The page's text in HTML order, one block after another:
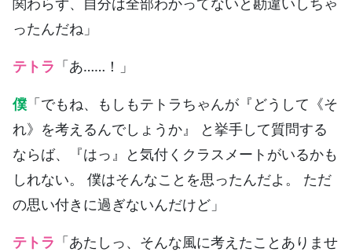
ったんだね」
テトラ 「あ……！」
僕 「でもね、もしもテトラちゃんが『どうして《そ
れ》を考えるんでしょうか』 と挙手して質問する
ならば、『はっ』と気付くクラスメートがいるかも
しれない。 僕はそんなことを思ったんだよ。 ただ
の思い付きに過ぎないんだけど」
テトラ 「あたしっ、そんな風に考えたことありませ